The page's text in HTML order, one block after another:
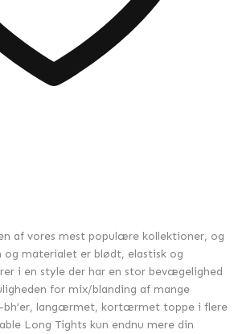
af vores mest populære kollektioner, og
materialet er blødt, elastisk og
i en style der har en stor bevægelighed
for mix/blanding af mange
bh’er, langærmet, kortærmet toppe i flere
Long Tights kun endnu mere din